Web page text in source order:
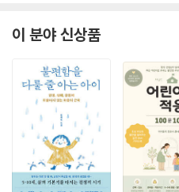
스티커 붙이기가 많고, 내용도 그리
분 이내로 뚝딱해낼 수 있는 정도입
대해 “너무 잘해요.”라고 말하는 부
는데, 안 하려고 해요.”라고 합니다.
해 흥미가 없거나, 학습하는 방법이
이에게 문제가 있는 걸까요? 아닙니
았을 뿐입니다.
---p.191
능력이 발달했다는 증거입니다.
보통 아이가 고집을 부릴 때 부모는 ‘
민하게 됩니다. 이렇기 때문에 해결
용 혹은 거절이니까요. 아이는 하고
떻게 해야 하는지를 몰라서 문제가
부릴 때 부모가 해야 하는 생각은 ‘언
좋을까?’입니다. 부모가 제대로 하
게 올바른 방법을 알게 되니 앞으로
이 분야 신상품